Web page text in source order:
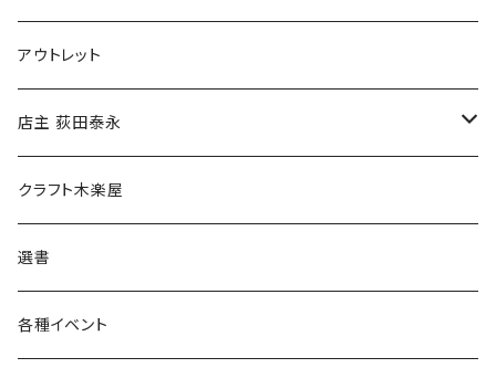
マグカップ
傘
食料品
その他
アウトレット
店主 荻田泰永
書籍
ウェア
クラフト木楽屋
選書
各種イベント